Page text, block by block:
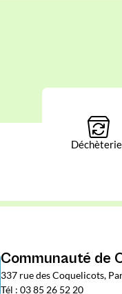
Communauté de
337 rue des Coquelicots,
Tél : 03 85 26 52 20